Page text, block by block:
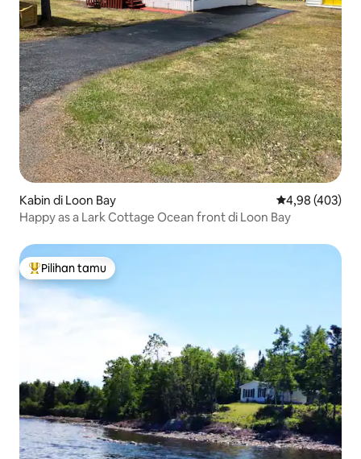
Kabin di Loon Bay Nilai rata-rata
4,98 (403)
Happy as a Lark Cottage Ocean front di Loon Bay
Pilihan tamu terpopuler
Pilihan tamu